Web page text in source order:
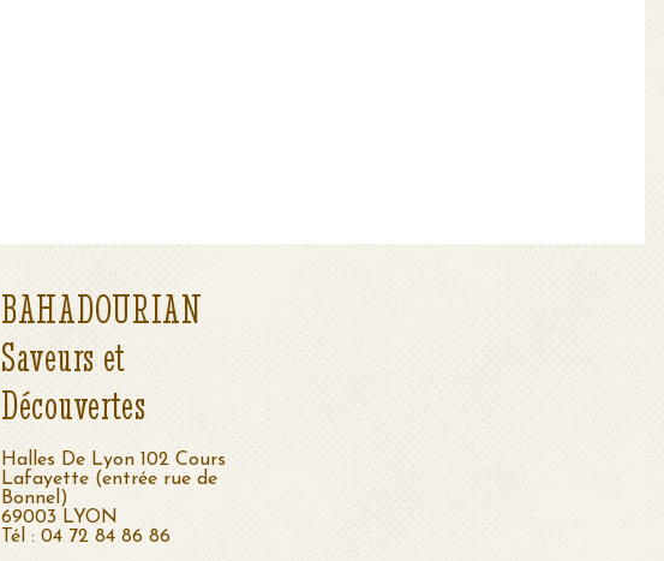
BAHADOURIAN
Saveurs et
Découvertes
Halles De Lyon 102 Cours
Lafayette (entrée rue de
Bonnel)
69003 LYON
Tél : 04 72 84 86 86